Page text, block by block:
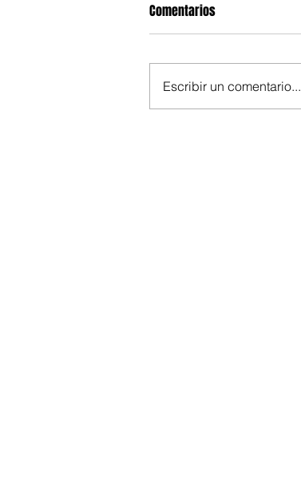
Comentarios
Escribir un comentario...